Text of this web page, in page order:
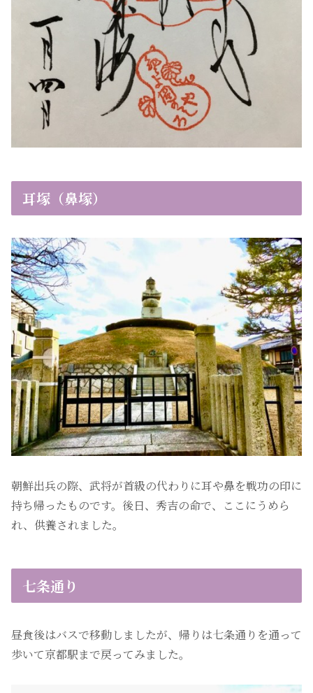
耳塚（鼻塚）
朝鮮出兵の際、武将が首級の代わりに耳や鼻を戦功の印に
持ち帰ったものです。後日、秀吉の命で、ここにうめら
れ、供養されました。
七条通り
昼食後はバスで移動しましたが、帰りは七条通りを通って
歩いて京都駅まで戻ってみました。